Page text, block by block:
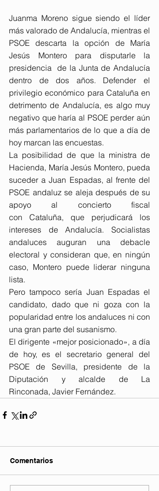
Juanma Moreno sigue siendo el líder
más valorado de Andalucía, mientras el
PSOE descarta la opción de María
Jesús Montero para disputarle la
presidencia  de la Junta de Andalucía
dentro de dos años. Defender el
privilegio económico para Cataluña en
detrimento de Andalucía, es algo muy
negativo que haría al PSOE perder aún
más parlamentarios de lo que a día de
hoy marcan las encuestas.
La posibilidad de que la ministra de
Hacienda, María Jesús Montero, pueda
suceder a Juan Espadas, al frente del
PSOE andaluz se aleja después de su
apoyo al concierto fiscal
con Cataluña, que perjudicará los
intereses de Andalucía. Socialistas
andaluces auguran una debacle
electoral y consideran que, en ningún
caso, Montero puede liderar ninguna
lista.
Pero tampoco sería Juan Espadas el
candidato, dado que ni goza con la
popularidad entre los andaluces ni con
una gran parte del susanismo.
El dirigente «mejor posicionado», a día
de hoy, es el secretario general del
PSOE de Sevilla, presidente de la
Diputación y alcalde de La
Rinconada, Javier Fernández.
Comentarios